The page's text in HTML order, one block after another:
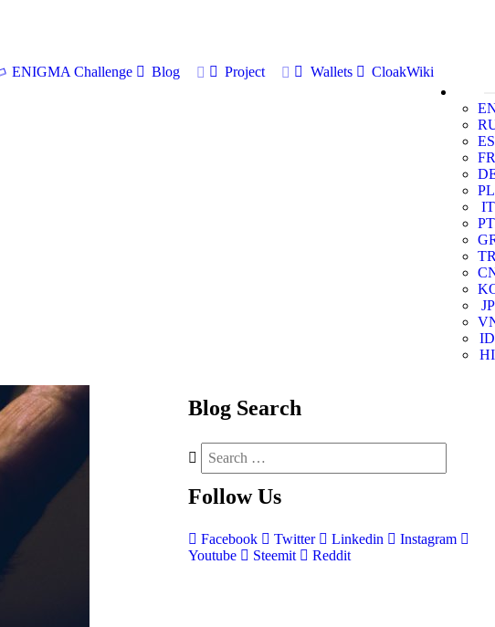
ENIGMA Challenge Blog Project Wallets
CloakWiki
ES
FR
PL
IT
PT
JP
ID
HI
Blog Search
Follow Us
Facebook Twitter Linkedin
Instagram
Youtube
Steemit Reddit